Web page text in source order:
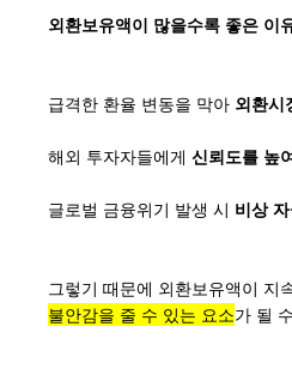
외환보유액이 많을수록 좋은 이
급격한 환율 변동을 막아 외환시
해외 투자자들에게 신뢰도를 높
글로벌 금융위기 발생 시 비상
그렇기 때문에 외환보유액이 지
불안감을 줄 수 있는 요소가 될